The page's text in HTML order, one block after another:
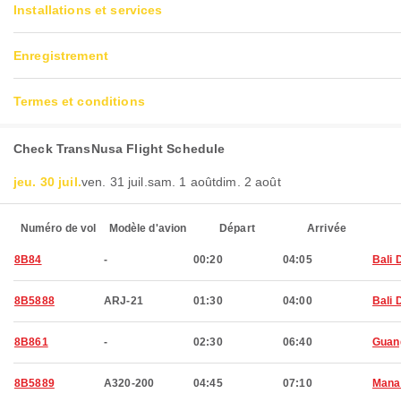
Installations et services
Enregistrement
Termes et conditions
Check TransNusa Flight Schedule
jeu. 30 juil.ven. 31 juil. sam. 1 aoûtdim. 2 août
Numéro de vol Modèle d'avion Départ Arrivée
8B84 - 00:20 04:05 Bali
8B5888 ARJ-21 01:30 04:00 Bali
8B861 - 02:30 06:40
8B5889 A320-200 04:45 07:10